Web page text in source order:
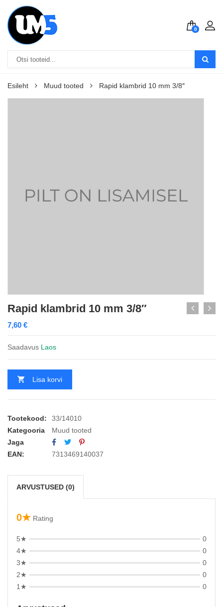
0
Esileht Muud tooted Rapid klambrid 10 mm 3/8″
Rapid klambrid 10 mm 3/8″
7,60 €
Saadavus Laos
Lisa korvi
Tootekood:
33/14010
Kategooria
Muud tooted
Jaga
EAN:
7313469140037
ARVUSTUSED (0)
0★ Rating
5★
0
4★
0
3★
0
2★
0
1★
0